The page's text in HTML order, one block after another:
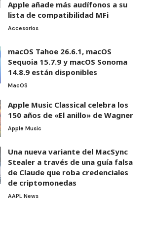
Apple añade más audífonos a su
lista de compatibilidad MFi
Accesorios
macOS Tahoe 26.6.1, macOS
Sequoia 15.7.9 y macOS Sonoma
14.8.9 están disponibles
MacOS
Apple Music Classical celebra los
150 años de «El anillo» de Wagner
Apple Music
Una nueva variante del MacSync
Stealer a través de una guía falsa
de Claude que roba credenciales
de criptomonedas
AAPL News